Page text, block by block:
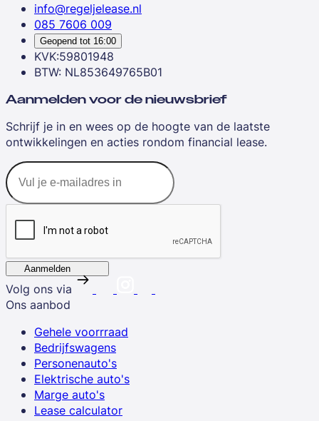
info@regeljelease.nl
085 7606 009
Geopend tot 16:00
KVK:59801948
BTW: NL853649765B01
Aanmelden voor de nieuwsbrief
Schrijf je in en wees op de hoogte van de laatste
ontwikkelingen en acties rondom financial lease.
Aanmelden
Volg ons via
Ons aanbod
Gehele voorrraad
Bedrijfswagens
Personenauto's
Elektrische auto's
Marge auto's
Lease calculator